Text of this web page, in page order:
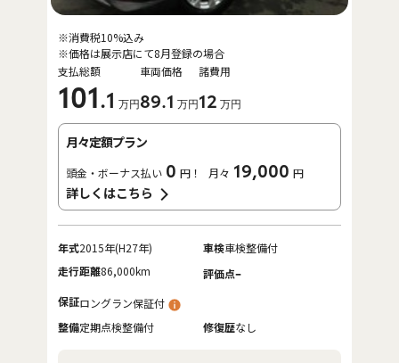
支払総額
101.1 万円
車両価格
89.1 万円
諸費用
12 万円
※消費税10%込み
※価格は展示店にて8月登録の場合
月々定額プラン
頭金・ボーナス払い 0 円！ 月々 19,000 円
詳しくはこちら
年式2015年(H27年) 車検車検整備付
走行距離86,000km 評価点-
保証ロングラン保証付
整備定期点検整備付 修復歴なし